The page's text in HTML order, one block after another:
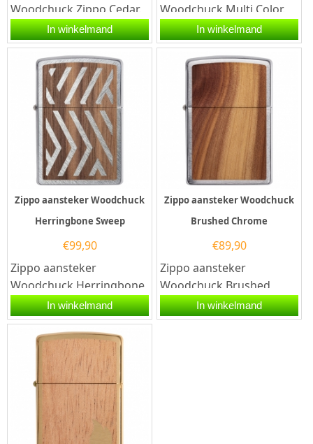
Woodchuck Zippo Cedar.
Een Zippo aansteker is
een kwalitatief...
In winkelmand
Woodchuck Multi Color.
Een Zippo aansteker is
een kwalitatief...
In winkelmand
Zippo aansteker Woodchuck
Herringbone Sweep
€99,90
Zippo aansteker
Woodchuck Herringbone
Sweep. Een Zippo
aansteker is een
kwalitatief...
In winkelmand
Zippo aansteker Woodchuck
Brushed Chrome
€89,90
Zippo aansteker
Woodchuck Brushed
Chrome. Een Zippo
aansteker is een
In winkelmand